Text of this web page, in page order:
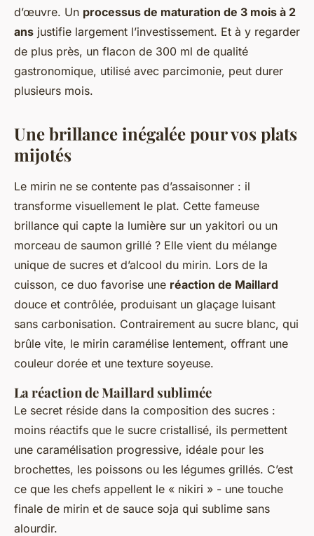
d’œuvre. Un processus de maturation de 3 mois à 2
ans justifie largement l’investissement. Et à y regarder
de plus près, un flacon de 300 ml de qualité
gastronomique, utilisé avec parcimonie, peut durer
plusieurs mois.
Une brillance inégalée pour vos plats
mijotés
Le mirin ne se contente pas d’assaisonner : il
transforme visuellement le plat. Cette fameuse
brillance qui capte la lumière sur un yakitori ou un
morceau de saumon grillé ? Elle vient du mélange
unique de sucres et d’alcool du mirin. Lors de la
cuisson, ce duo favorise une réaction de Maillard
douce et contrôlée, produisant un glaçage luisant
sans carbonisation. Contrairement au sucre blanc, qui
brûle vite, le mirin caramélise lentement, offrant une
couleur dorée et une texture soyeuse.
La réaction de Maillard sublimée
Le secret réside dans la composition des sucres :
moins réactifs que le sucre cristallisé, ils permettent
une caramélisation progressive, idéale pour les
brochettes, les poissons ou les légumes grillés. C’est
ce que les chefs appellent le « nikiri » - une touche
finale de mirin et de sauce soja qui sublime sans
alourdir.